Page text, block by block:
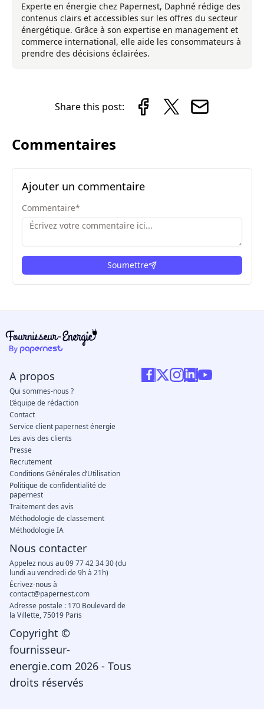
Experte en énergie chez Papernest, Daphné rédige des
contenus clairs et accessibles sur les offres du secteur
énergétique. Grâce à son expertise en management et
commerce international, elle aide les consommateurs à
prendre des décisions éclairées.
Share this post:
Commentaires
Ajouter un commentaire
Commentaire*
Soumettre
A propos
Qui sommes-nous ?
L’équipe de rédaction
Contact
Service client papernest énergie
Les avis des clients
Presse
Recrutement
Conditions Générales d’Utilisation
Politique de confidentialité de
papernest
Traitement des avis
Méthodologie de classement
Méthodologie IA
Nous contacter
Appelez nous au 09 77 42 34 30 (du
lundi au vendredi de 9h à 21h)
Écrivez-nous à
contact@papernest.com
Adresse postale : 170 Boulevard de
la Villette, 75019 Paris
Copyright ©
fournisseur-
energie.com 2026 - Tous
droits réservés